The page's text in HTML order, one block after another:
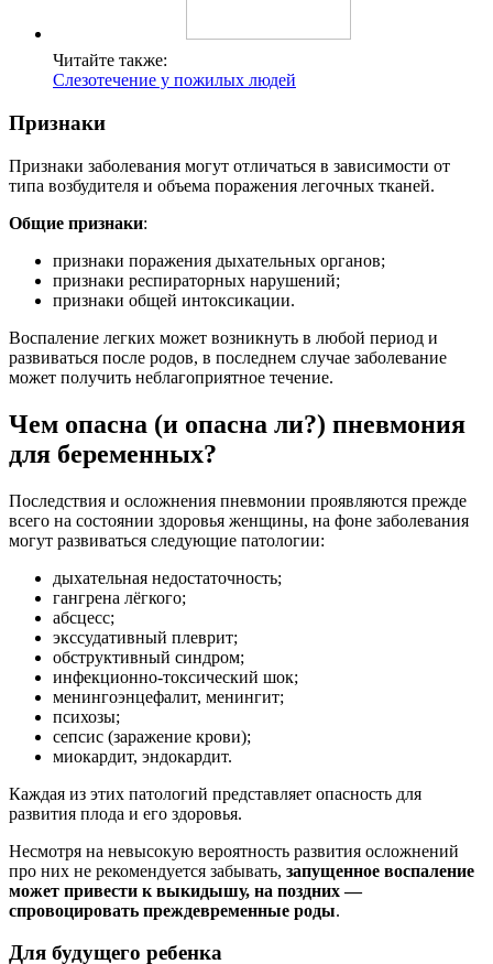
Читайте также:
Слезотечение у пожилых людей
Признаки
Признаки заболевания могут отличаться в зависимости от
типа возбудителя и объема поражения легочных тканей.
Общие признаки:
признаки поражения дыхательных органов;
признаки респираторных нарушений;
признаки общей интоксикации.
Воспаление легких может возникнуть в любой период и
развиваться после родов, в последнем случае заболевание
может получить неблагоприятное течение.
Чем опасна (и опасна ли?) пневмония
для беременных?
Последствия и осложнения пневмонии проявляются прежде
всего на состоянии здоровья женщины, на фоне заболевания
могут развиваться следующие патологии:
дыхательная недостаточность;
гангрена лёгкого;
абсцесс;
экссудативный плеврит;
обструктивный синдром;
инфекционно-токсический шок;
менингоэнцефалит, менингит;
психозы;
сепсис (заражение крови);
миокардит, эндокардит.
Каждая из этих патологий представляет опасность для
развития плода и его здоровья.
Несмотря на невысокую вероятность развития осложнений
про них не рекомендуется забывать, запущенное воспаление
может привести к выкидышу, на поздних —
спровоцировать преждевременные роды.
Для будущего ребенка